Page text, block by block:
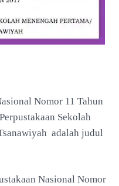
Nomor 11 Tahun
Sekolah
adalah judul
Nasional Nomor